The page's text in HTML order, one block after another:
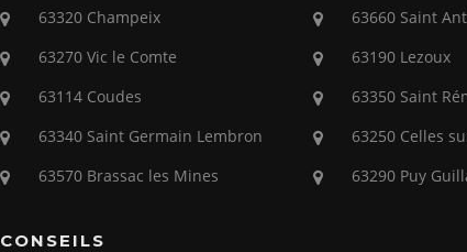
63320 Champeix
63270 Vic le Comte
63114 Coudes
63340 Saint Germain Lembron
63570 Brassac les Mines
CONSEILS
63660 Saint
63190 Lezoux
63350 Saint
63250 Celles
63290 Puy